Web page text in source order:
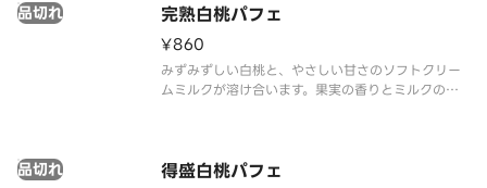
完熟白桃パフェ
品切れ
¥860
みずみずしい白桃と、やさしい甘さのソフトクリー
ムミルクが溶け合います。果実の香りとミルクのコ
得盛白桃パフェ
品切れ